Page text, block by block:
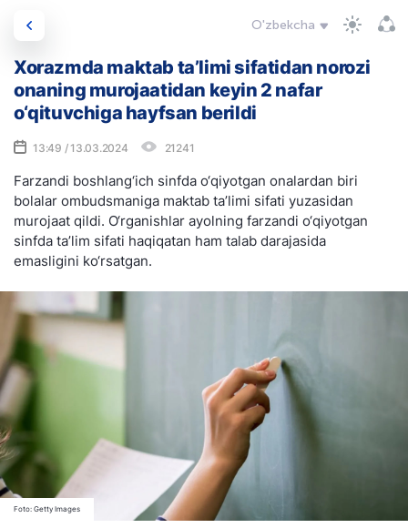
O'zbekcha
Xorazmda maktab ta’limi sifatidan norozi
onaning murojaatidan keyin 2 nafar
o‘qituvchiga hayfsan berildi
13:49 / 13.03.2024 21241
Farzandi boshlang‘ich sinfda o‘qiyotgan onalardan biri
bolalar ombudsmaniga maktab ta’limi sifati yuzasidan
murojaat qildi. O‘rganishlar ayolning farzandi o‘qiyotgan
sinfda ta’lim sifati haqiqatan ham talab darajasida
emasligini ko‘rsatgan.
Foto: Getty Images